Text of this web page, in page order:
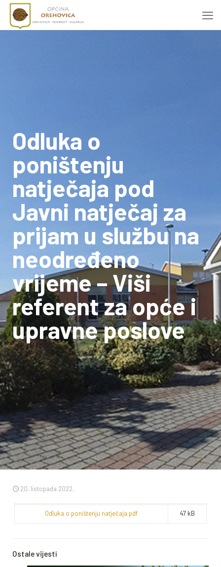
Odluka o
poništenju
natječaja pod
Javni natječaj za
prijam u službu na
neodređeno
vrijeme – Viši
referent za opće i
upravne poslove
20. listopada 2022.
Odluka o poništenju natječaja.pdf 47 kB
Ostale vijesti